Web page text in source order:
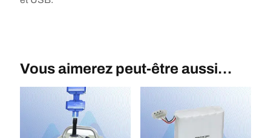
Vous aimerez peut-être aussi…